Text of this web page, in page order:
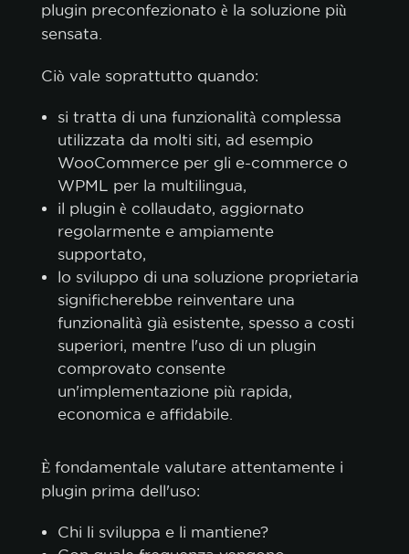
plugin preconfezionato è la soluzione più
sensata.
Ciò vale soprattutto quando:
si tratta di una funzionalità complessa
utilizzata da molti siti, ad esempio
WooCommerce per gli e-commerce o
WPML per la multilingua,
il plugin è collaudato, aggiornato
regolarmente e ampiamente
supportato,
lo sviluppo di una soluzione proprietaria
significherebbe reinventare una
funzionalità già esistente, spesso a costi
superiori, mentre l'uso di un plugin
comprovato consente
un'implementazione più rapida,
economica e affidabile.
È fondamentale valutare attentamente i
plugin prima dell'uso:
Chi li sviluppa e li mantiene?
cookie.
ACCETTA TUTTI
ACCETTA SOLO I NECESSARI
PERSONALIZZA